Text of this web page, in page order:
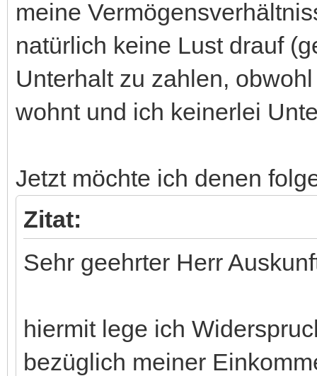
meine
natürlich keine Lust drauf
Unterhalt zu zahlen,
wohnt und ich keinerlei
Jetzt möchte ich denen
Zitat:
Sehr geehrter Herr
hiermit lege ich
bezüglich meiner